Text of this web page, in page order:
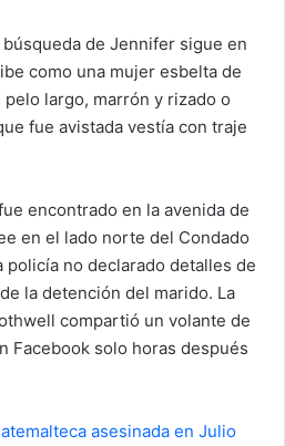
de Jennifer sigue en
como una mujer esbelta de
pelo largo, marrón y rizado o
fue avistada vestía con traje
encontrado en la avenida de
en el lado norte del Condado
policía no declarado detalles de
la detención del marido. La
compartió un volante de
Facebook solo horas después
asesinada en Julio